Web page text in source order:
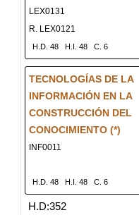
LEX0131
R. LEX0121
H.D. 48 H.I. 48 C. 6
TECNOLOGÍAS DE LA
INFORMACIÓN EN LA
CONSTRUCCIÓN DEL
CONOCIMIENTO (*)
INF0011
H.D. 48 H.I. 48 C. 6
H.D:352